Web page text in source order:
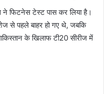
फिटनेस टेस्ट पास कर लिया है।
से पहले बाहर हो गए थे, जबकि
के खिलाफ टी20 सीरीज में